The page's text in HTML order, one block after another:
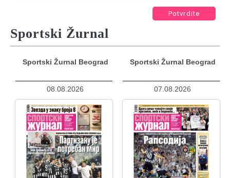
Potvrdite
Sportski Žurnal
Sportski Žurnal Beograd
08.08.2026
Sportski Žurnal Beograd
07.08.2026